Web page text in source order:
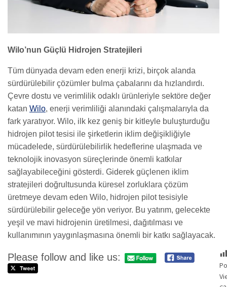
Wilo’nun Güçlü Hidrojen Stratejileri
Tüm dünyada devam eden enerji krizi, birçok alanda
sürdürülebilir çözümler bulma çabalarını da hızlandırdı.
Çevre dostu ve verimlilik odaklı ürünleriyle sektöre değer
katan Wilo, enerji verimliliği alanındaki çalışmalarıyla da
fark yaratıyor. Wilo, ilk kez geniş bir kitleyle buluşturduğu
hidrojen pilot tesisi ile şirketlerin iklim değişikliğiyle
mücadelede, sürdürülebilirlik hedeflerine ulaşmada ve
teknolojik inovasyon süreçlerinde önemli katkılar
sağlayabileceğini gösterdi. Giderek güçlenen iklim
stratejileri doğrultusunda küresel zorluklara çözüm
üretmeye devam eden Wilo, hidrojen pilot tesisiyle
sürdürülebilir geleceğe yön veriyor. Bu yatırım, gelecekte
yeşil ve mavi hidrojenin üretilmesi, dağıtılması ve
kullanımının yaygınlaşmasına önemli bir katkı sağlayacak.
Please follow and like us: